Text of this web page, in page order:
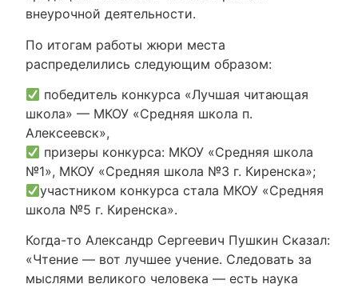
внеурочной деятельности.
По итогам работы жюри места
распределились следующим образом:
победитель конкурса «Лучшая читающая
школа» — МКОУ «Средняя школа п.
Алексеевск»,
призеры конкурса: МКОУ «Средняя школа
№1», МКОУ «Средняя школа №3 г. Киренска»;
участником конкурса стала МКОУ «Средняя
школа №5 г. Киренска».
Когда-то Александр Сергеевич Пушкин Сказал:
«Чтение — вот лучшее учение. Следовать за
мыслями великого человека — есть наука